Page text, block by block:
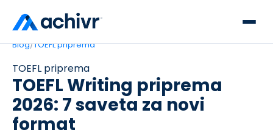
Blog/TOEFL priprema
TOEFL priprema
TOEFL Writing priprema
2026: 7 saveta za novi
format